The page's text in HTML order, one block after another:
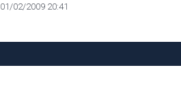
01/02/2009 20:41